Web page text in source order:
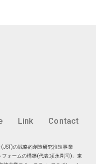
Link Contact
の戦略的創造研究推進事業
フォームの構築(代表:須永剛司)」東